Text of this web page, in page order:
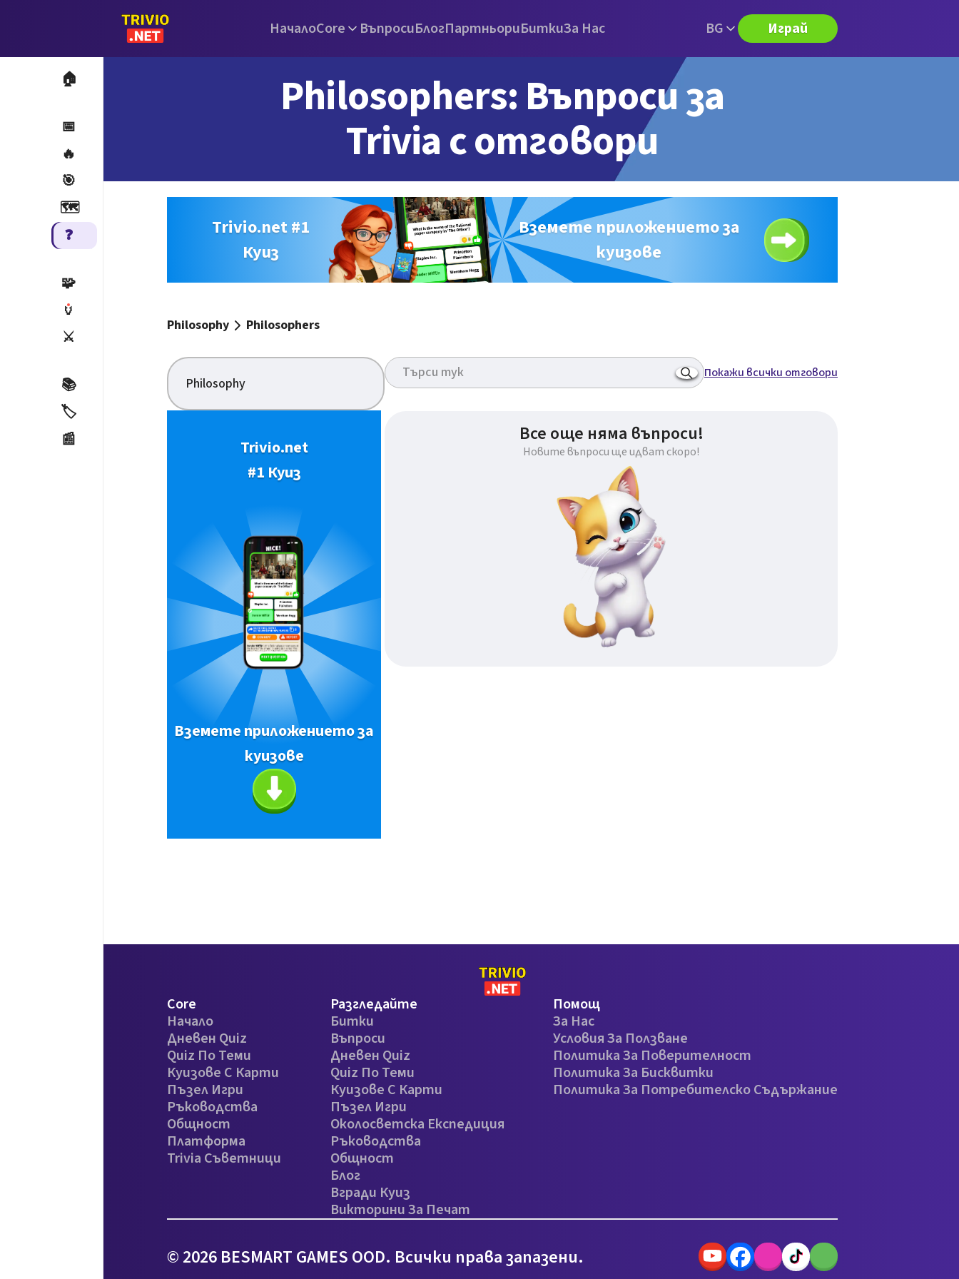
НачалоCore ВъпросиБлогПартньориБиткиЗа Нас BG Играй
🏠
📅
🔥
🎯
🗺️
❓
🧩
🏺
⚔️
📚
🏷️
📰
Philosophers: Въпроси за
Trivia с отговори
Trivio.net #1
Куиз
Вземете приложението за
куизове
Philosophy Philosophers
Philosophy
Trivio.net
#1 Куиз
Вземете приложението за
куизове
Покажи всички отговори
Все още няма въпроси!
Новите въпроси ще идват скоро!
Core
Начало
Дневен Quiz
Quiz По Теми
Куизове С Карти
Пъзел Игри
Ръководства
Общност
Платформа
Trivia Съветници
Разгледайте
Битки
Въпроси
Дневен Quiz
Quiz По Теми
Куизове С Карти
Пъзел Игри
Околосветска Експедиция
Ръководства
Общност
Блог
Вгради Куиз
Викторини За Печат
Помощ
За Нас
Условия За Ползване
Политика За Поверителност
Политика За Бисквитки
Политика За Потребителско Съдържание
© 2026 BESMART GAMES OOD. Всички права запазени.